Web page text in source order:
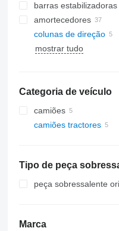
barras estabilizadoras
amortecedores
colunas de direção
mostrar tudo
Categoria de veículo
camiões
camiões tractores
Tipo de peça
peça sobressalente
Marca